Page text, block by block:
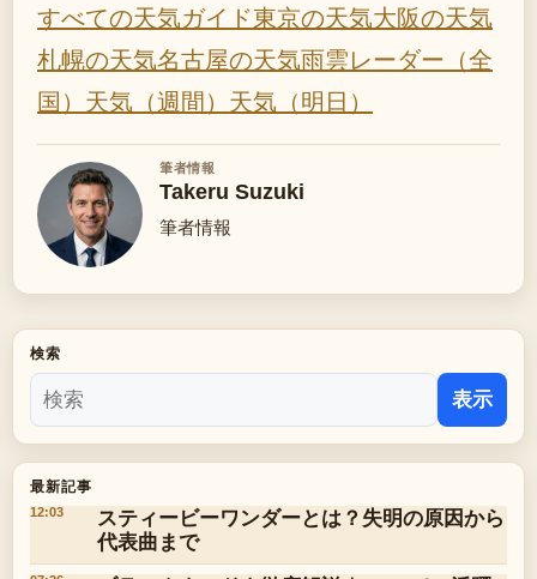
すべての天気ガイド東京の天気大阪の天気
札幌の天気名古屋の天気雨雲レーダー（全
国） 天気（週間） 天気（明日）
筆者情報
Takeru Suzuki
筆者情報
検索
表示
最新記事
12:03
スティービーワンダーとは？失明の原因から
代表曲まで